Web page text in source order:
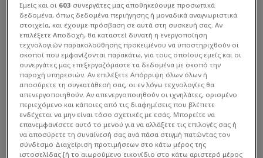
Εμείς και οι 603 συνεργάτες μας αποθηκεύουμε προσωπικά
δεδομένα, όπως δεδομένα περιήγησης ή μοναδικά αναγνωριστικά
στοιχεία, και έχουμε πρόσβαση σε αυτά στη συσκευή σας. Αν
επιλέξετε Αποδοχή, θα καταστεί δυνατή η ενεργοποίηση
τεχνολογιών παρακολούθησης προκειμένου να υποστηριχθούν οι
σκοποί που εμφανίζονται παρακάτω, για τους οποίους εμείς και οι
συνεργάτες μας επεξεργαζόμαστε τα δεδομένα με σκοπό την
παροχή υπηρεσιών. Αν επιλέξετε Απόρριψη όλων όλων ή
αποσύρετε τη συγκατάθεσή σας, οι εν λόγω τεχνολογίες θα
απενεργοποιηθούν. Αν απενεργοποιηθούν οι ιχνηλάτες, ορισμένο
περιεχόμενο και κάποιες από τις διαφημίσεις που βλέπετε
ενδέχεται να μην είναι τόσο σχετικές με εσάς. Μπορείτε να
επανεμφανίσετε αυτό το μενού για να αλλάξετε τις επιλογές σας ή
να αποσύρετε τη συναίνεσή σας ανά πάσα στιγμή πατώντας τον
σύνδεσμο Διαχείριση προτιμήσεων στο κάτω μέρος της
ιστοσελίδας [ή το αιωρούμενο εικονίδιο στο κάτω αριστερό μέρος